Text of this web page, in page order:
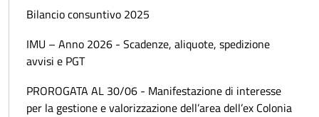
Bilancio consuntivo 2025
IMU – Anno 2026 - Scadenze, aliquote, spedizione
avvisi e PGT
PROROGATA AL 30/06 - Manifestazione di interesse
per la gestione e valorizzazione dell’area dell’ex Colonia